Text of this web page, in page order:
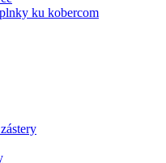
ku kobercom